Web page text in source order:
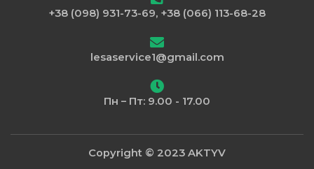
+38 (098) 931-73-69, +38 (066) 113-68-28
lesaservice1@gmail.com
Пн – Пт: 9.00 - 17.00
Copyright © 2023 AKTYV